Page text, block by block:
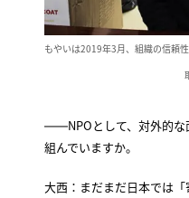
もやいは2019年3月、組織の信頼
――NPOとして、対外的な
組んでいますか。
大西：まだまだ日本では